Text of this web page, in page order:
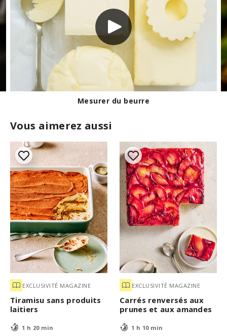
Les fraisiers de Lavaltrie
Vous aimerez aussi
EXCLUSIVITÉ MAGAZINE
Tiramisu sans produits
laitiers
1 h 20 min
EXCLUSIVITÉ MAGAZINE
Carrés renversés aux
prunes et aux amandes
1 h 10 min